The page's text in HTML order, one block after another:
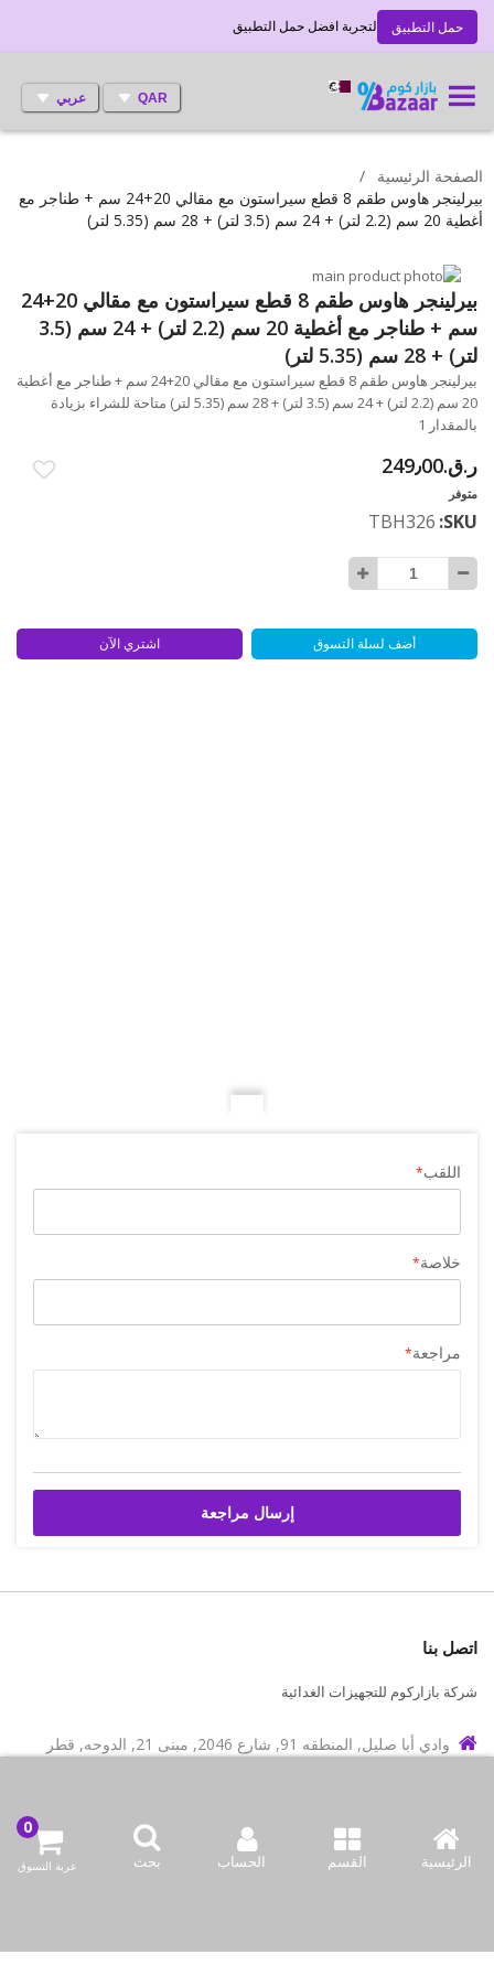
حمل التطبيق لتجربة افضل حمل التطبيق
QAR عربي
الرئيسية القسم الحساب بحث عربة التسوق
الصفحة الرئيسية
بيرلينجر هاوس طقم 8 قطع سيراستون مع مقالي 20+24 سم + طناجر مع
أغطية 20 سم (2.2 لتر) + 24 سم (3.5 لتر) + 28 سم (5.35 لتر)
انتقل
إلى
النهاية
معرض
الصور
تخطي
إلى
بداية
معرض
الصور
بيرلينجر هاوس طقم 8 قطع سيراستون مع مقالي 20+24
سم + طناجر مع أغطية 20 سم (2.2 لتر) + 24 سم (3.5
لتر) + 28 سم (5.35 لتر)
بيرلينجر هاوس طقم 8 قطع سيراستون مع مقالي 20+24 سم + طناجر مع أغطية
20 سم (2.2 لتر) + 24 سم (3.5 لتر) + 28 سم (5.35 لتر) متاحة للشراء بزيادة
بالمقدار 1
ر.ق.‏249٫00
متوفر
SKU
TBH326
أضف لسلة التسوق اشتري الآن
اللقب
خلاصة
مراجعة
إرسال مراجعة
اتصل بنا
شركة بازاركوم للتجهيزات الغدائية
وادي أبا صليل, المنطقه 91, شارع 2046, مبنى 21, الدوحه, قطر
سياسة المتجر